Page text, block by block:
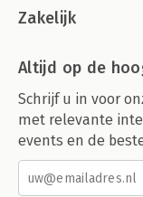
Zakelijk
Altijd op de
Schrijf u in voor
met relevante
events en de